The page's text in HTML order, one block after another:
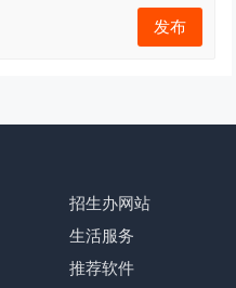
发布
招生办网站
生活服务
推荐软件